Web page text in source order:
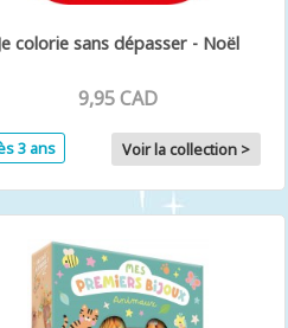
colorie sans dépasser - Noël
9,95 CAD
3 ans Voir la collection >